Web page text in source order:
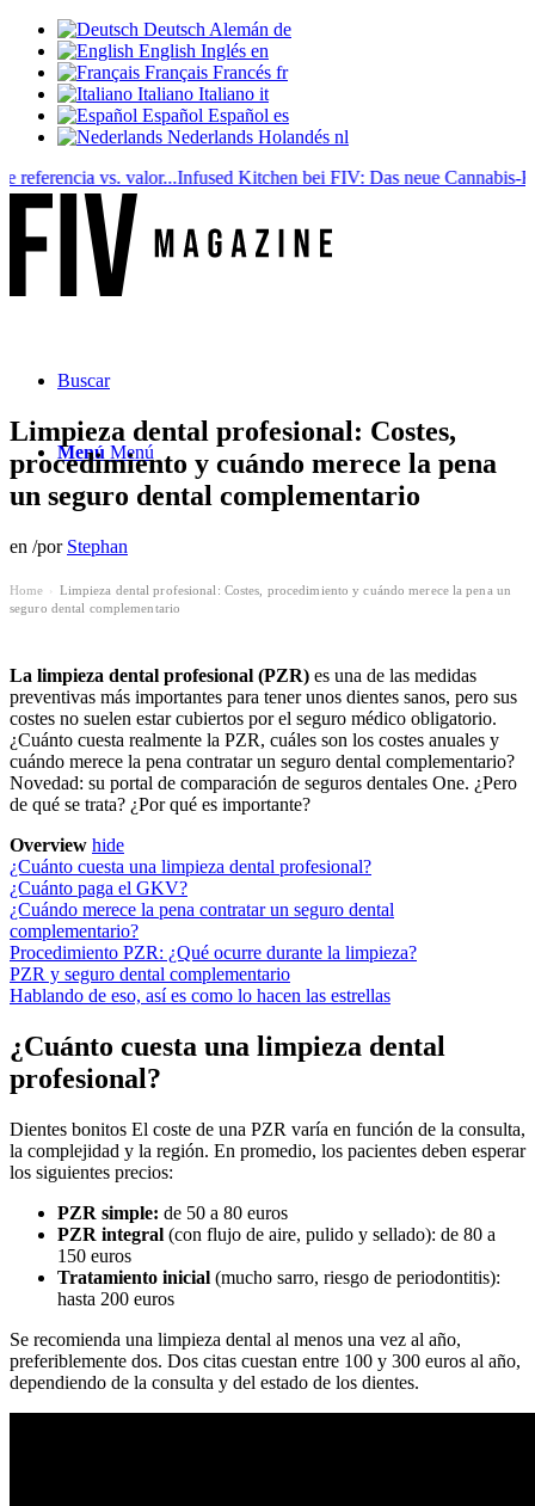
Deutsch Alemán de
English Inglés en
Français Francés fr
Italiano Italiano it
Español Español es
Nederlands Holandés nl
vs. valor...Infused Kitchen bei FIV: Das neue Cannabis-
Buscar
Menú Menú
Limpieza dental profesional: Costes,
procedimiento y cuándo merece la pena
un seguro dental complementario
en /por Stephan
Home
Limpieza dental profesional: Costes, procedimiento y cuándo merece la pena un
seguro dental complementario
La limpieza dental profesional (PZR) es una de las medidas
preventivas más importantes para tener unos dientes sanos, pero sus
costes no suelen estar cubiertos por el seguro médico obligatorio.
¿Cuánto cuesta realmente la PZR, cuáles son los costes anuales y
cuándo merece la pena contratar un seguro dental complementario?
Novedad: su portal de comparación de seguros dentales One. ¿Pero
de qué se trata? ¿Por qué es importante?
Overview hide
¿Cuánto cuesta una limpieza dental profesional?
¿Cuánto paga el GKV?
¿Cuándo merece la pena contratar un seguro dental
complementario?
Procedimiento PZR: ¿Qué ocurre durante la limpieza?
PZR y seguro dental complementario
Hablando de eso, así es como lo hacen las estrellas
¿Cuánto cuesta una limpieza dental
profesional?
Dientes bonitos El coste de una PZR varía en función de la consulta,
la complejidad y la región. En promedio, los pacientes deben esperar
los siguientes precios:
PZR simple: de 50 a 80 euros
PZR integral (con flujo de aire, pulido y sellado): de 80 a
150 euros
Tratamiento inicial (mucho sarro, riesgo de periodontitis):
hasta 200 euros
Se recomienda una limpieza dental al menos una vez al año,
preferiblemente dos. Dos citas cuestan entre 100 y 300 euros al año,
dependiendo de la consulta y del estado de los dientes.